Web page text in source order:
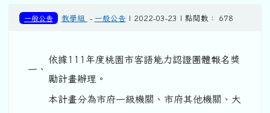
一般公告 教學組 - 一般公告 | 2022-03-23 | 點閱數： 678
一、
依據111年度桃園市客語能力認證團體報名獎
勵計畫辦理。
本計畫分為市府一級機關、市府其他機關、大